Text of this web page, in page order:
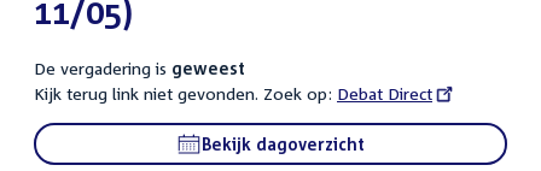
11/05)
De vergadering is geweest
Kijk terug link niet gevonden. Zoek op: External
link:
Debat Direct
Bekijk dagoverzicht